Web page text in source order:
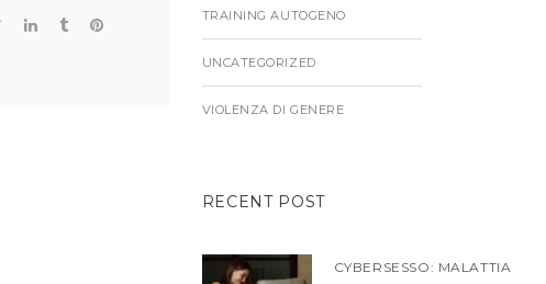
TRAINING AUTOGENO
UNCATEGORIZED
VIOLENZA DI GENERE
RECENT POST
CYBERSESSO: MALATTIA